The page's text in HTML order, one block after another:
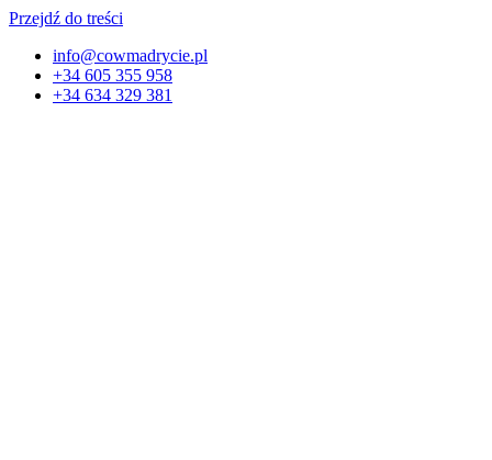
Przejdź do treści
info@cowmadrycie.pl
+34 605 355 958
+34 634 329 381​